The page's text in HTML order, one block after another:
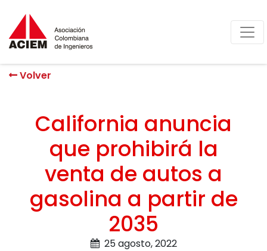
Volver
California anuncia
que prohibirá la
venta de autos a
gasolina a partir de
2035
25 agosto, 2022